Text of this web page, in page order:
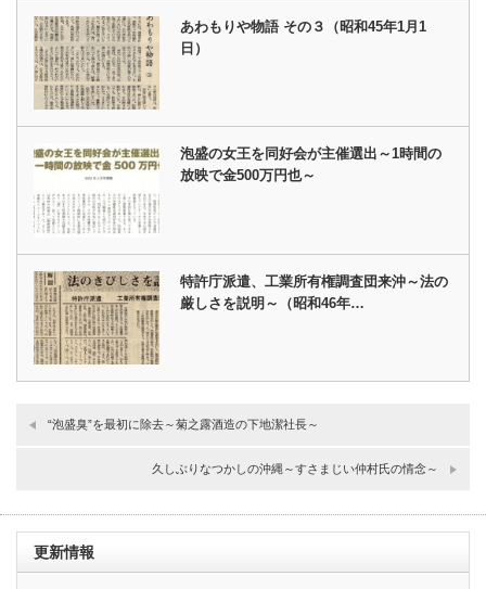
あわもりや物語 その３（昭和45年1月1
日）
泡盛の女王を同好会が主催選出～1時間の
放映で金500万円也～
特許庁派遣、工業所有権調査団来沖～法の
厳しさを説明～（昭和46年…
“泡盛臭”を最初に除去～菊之露酒造の下地潔社長～
久しぶりなつかしの沖縄～すさまじい仲村氏の情念～
更新情報